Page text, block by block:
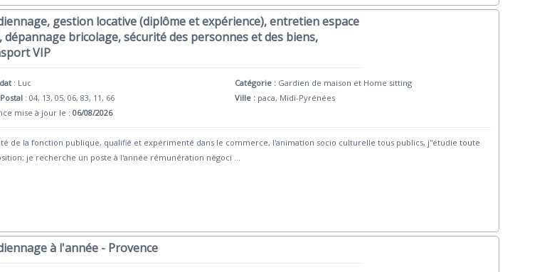
gestion locative (diplôme et expérience), entretien espace
dépannage bricolage, sécurité des personnes et des biens,
VIP
: Luc
: 04, 13, 05, 06, 83, 11, 66
mise à jour le :06/08/2026
Catégorie : Gardien de maison et Home sitting
Ville : paca, Midi-Pyrénées
de la fonction publique, qualifié et expérimenté dans le commerce, l'animation socio culturelle tous publics, j''étudie toute
je recherche un poste à l'année rémunération négoci
à l'année - Provence